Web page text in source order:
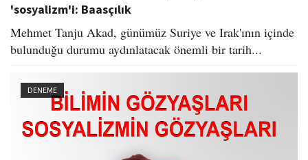
'sosyalizm'i: Baasçılık
Mehmet Tanju Akad, günümüz Suriye ve Irak'ının içinde
bulunduğu durumu aydınlatacak önemli bir tarih...
DENEME